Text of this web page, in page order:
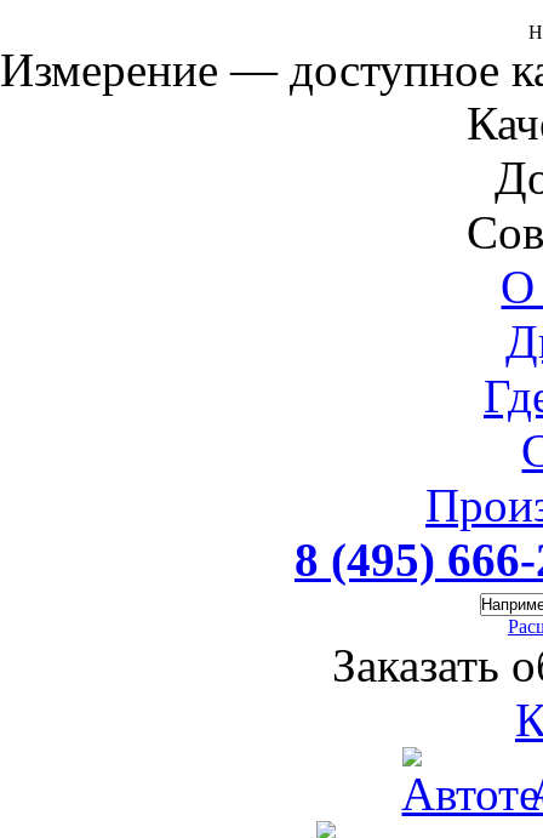
Измерение — доступное
О
8 (495)
Заказать